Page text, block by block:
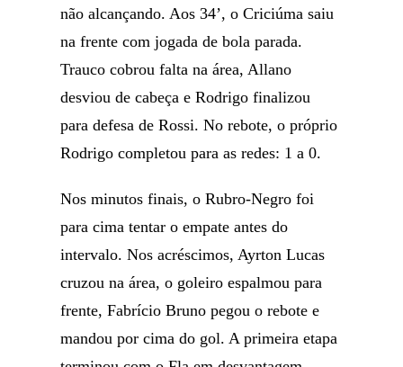
não alcançando. Aos 34’, o Criciúma saiu
na frente com jogada de bola parada.
Trauco cobrou falta na área, Allano
desviou de cabeça e Rodrigo finalizou
para defesa de Rossi. No rebote, o próprio
Rodrigo completou para as redes: 1 a 0.
Nos minutos finais, o Rubro-Negro foi
para cima tentar o empate antes do
intervalo. Nos acréscimos, Ayrton Lucas
cruzou na área, o goleiro espalmou para
frente, Fabrício Bruno pegou o rebote e
mandou por cima do gol. A primeira etapa